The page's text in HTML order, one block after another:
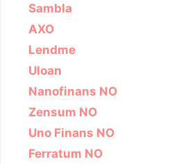
Sambla
AXO
Lendme
Uloan
Nanofinans NO
Zensum NO
Uno Finans NO
Ferratum NO